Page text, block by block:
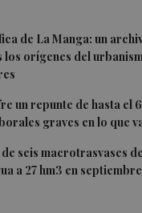
de La Manga: un
los orígenes del
un repunte de hasta el
graves en lo que
seis macrotrasvases
a 27 hm3 en